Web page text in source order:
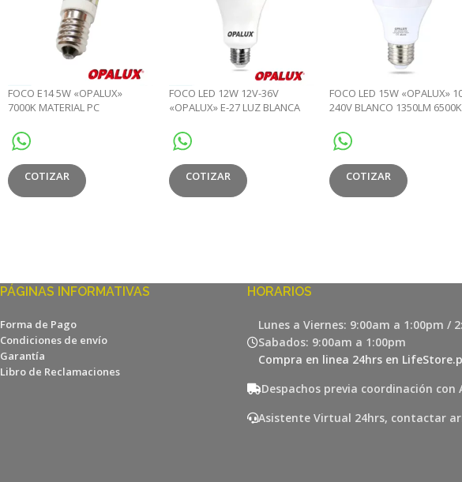
FOCO E14 5W «OPALUX»
7000K MATERIAL PC
COTIZAR
FOCO LED 12W 12V-36V
«OPALUX» E-27 LUZ BLANCA
COTIZAR
FOCO LED 15W «OPALUX»
240V BLANCO 1350LM 6500K
COTIZAR
PÁGINAS INFORMATIVAS
Forma de Pago
Condiciones de envío
Garantía
Libro de Reclamaciones
HORARIOS
Lunes a Viernes: 9:00am a 1:00pm /
Sabados: 9:00am a 1:00pm
Compra en linea 24hrs en
Despachos previa coordinación con
Asistente Virtual 24hrs, contactar